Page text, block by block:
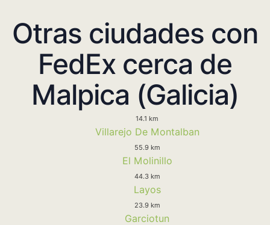
Otras ciudades con
FedEx cerca de
Malpica (Galicia)
14.1 km
Villarejo De Montalban
55.9 km
El Molinillo
44.3 km
Layos
23.9 km
Garciotun